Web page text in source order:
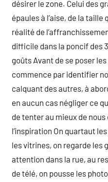
désirer le zone. Celui des
épaules à l’aise, de la taille
réalité de
difficile dans la poncif des
goûts Avant de se poser
commence par identifier
calquant des autres, à
en aucun cas négliger ce
de tenter au mieux de
l’inspiration On quartaut
les vitrines, on regarde les
attention dans la rue, au
de télé, on pousse les